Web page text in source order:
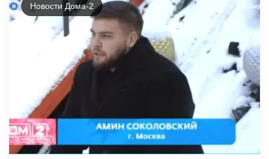
Новости Дома-2